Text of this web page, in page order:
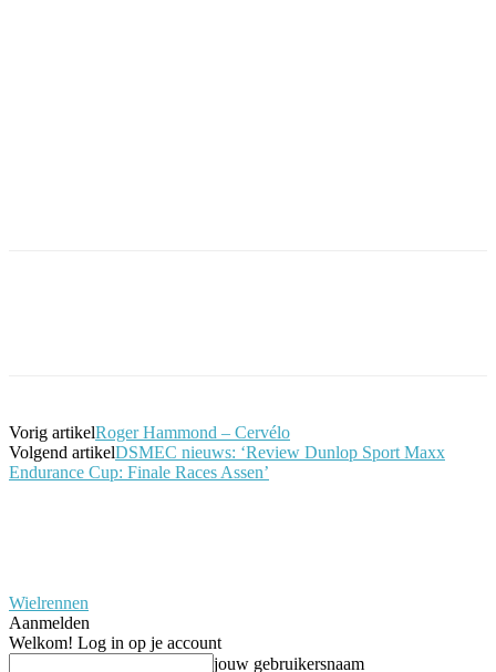
Vorig artikelRoger Hammond – Cervélo
Volgend artikelDSMEC nieuws: ‘Review Dunlop Sport Maxx
Endurance Cup: Finale Races Assen’
Wielrennen
Aanmelden
Welkom! Log in op je account
jouw gebruikersnaam